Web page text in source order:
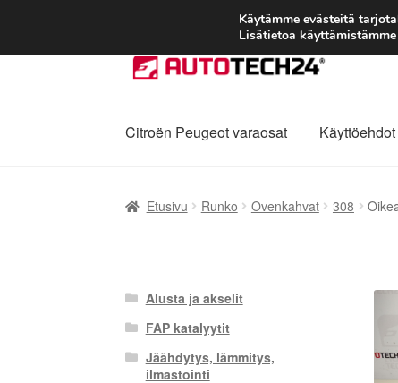
Siirry
navigointiin
Siirry
sisältöön
Citroën Peugeot varaosat Käyttöehdot
Etusivu Runko Ovenkahvat 308
Alusta ja akselit
FAP katalyytit
Jäähdytys, lämmitys,
ilmastointi
Käytämme evästeitä
Lisätietoa